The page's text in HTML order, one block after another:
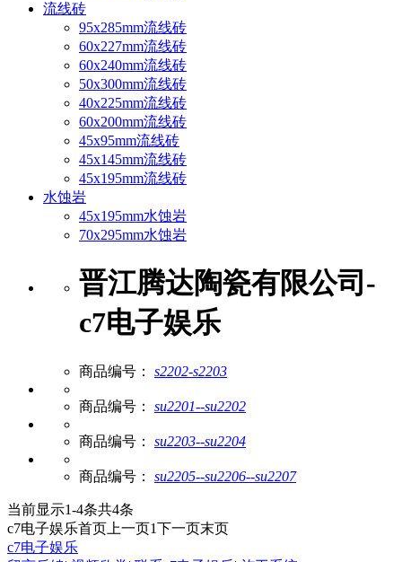
流线砖
95x285mm流线砖
60x227mm流线砖
60x240mm流线砖
50x300mm流线砖
40x225mm流线砖
60x200mm流线砖
45x95mm流线砖
45x145mm流线砖
45x195mm流线砖
水蚀岩
45x195mm水蚀岩
70x295mm水蚀岩
晋江腾达陶瓷有限公司-
c7电子娱乐
商品编号： s2202-s2203
商品编号： su2201--su2202
商品编号： su2203--su2204
商品编号： su2205--su2206--su2207
当前显示1-4条共4条
c7电子娱乐首页 上一页1下一页末页
c7电子娱乐